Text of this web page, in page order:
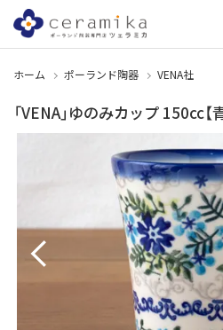
ホーム ポーランド陶器 VENA社
「VENA」ゆのみカップ 150cc